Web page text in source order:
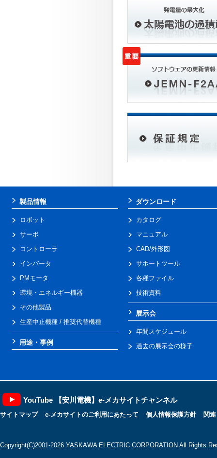
製品情報
ロボット
サーボ
コントローラ
インバータ
PMモータ
環境・エネルギー機器
その他製品
生産中止機種 / 推奨代替機種
用途・事例
ダウンロード
カタログ
マニュアル
CAD/外形図
サポートツール
各種ファイル
技術資料
展示会
年間スケジュール
過去の展示会の様子
YouTube 【安川電機】e-メカサイトチャンネル
サイトマップ e-メカサイトのご利用にあたって 個人情報保護方針 関
Copyright(C)2001‐2026 YASKAWA ELECTRIC CORPORATION All Rights